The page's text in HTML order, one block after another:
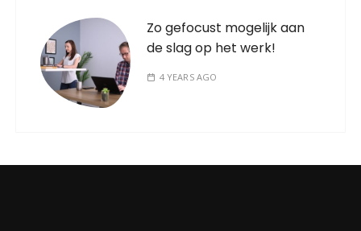
Zo gefocust mogelijk aan
de slag op het werk!
4 YEARS AGO